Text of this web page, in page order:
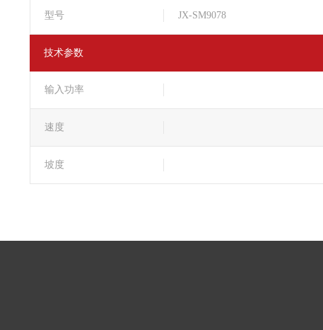
型号 JX-SM9078
技术参数
输入功率
速度
坡度